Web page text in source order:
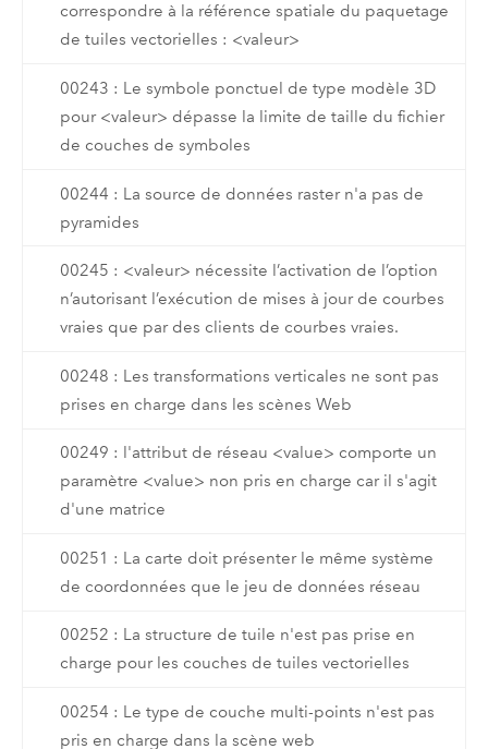
correspondre à la référence spatiale du paquetage
de tuiles vectorielles : <valeur>
00243 : Le symbole ponctuel de type modèle 3D
pour <valeur> dépasse la limite de taille du fichier
de couches de symboles
00244 : La source de données raster n'a pas de
pyramides
00245 : <valeur> nécessite l’activation de l’option
n’autorisant l’exécution de mises à jour de courbes
vraies que par des clients de courbes vraies.
00248 : Les transformations verticales ne sont pas
prises en charge dans les scènes Web
00249 : l'attribut de réseau <value> comporte un
paramètre <value> non pris en charge car il s'agit
d'une matrice
00251 : La carte doit présenter le même système
de coordonnées que le jeu de données réseau
00252 : La structure de tuile n'est pas prise en
charge pour les couches de tuiles vectorielles
00254 : Le type de couche multi-points n'est pas
pris en charge dans la scène web